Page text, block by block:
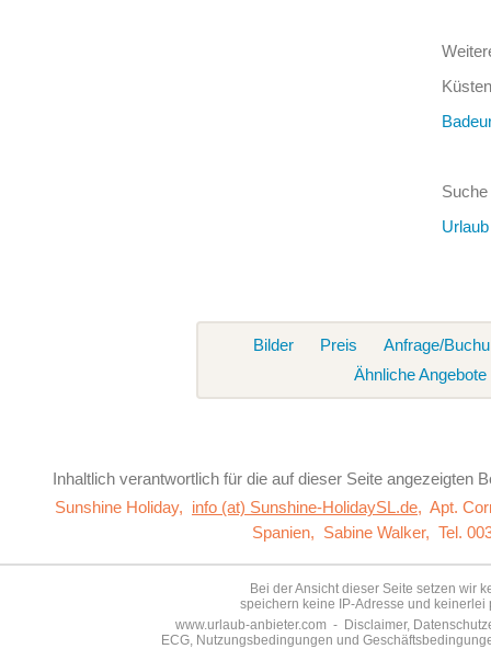
Bilder Preis
Anfrage/
Ähnliche Angebote
Inhaltlich verantwortlich für die auf dieser Seite angezeigten
Sunshine Holiday, info (at) Sunshine-HolidaySL.de, Apt.
Spanien, Sabine Walker, Tel.
Bei der Ansicht dieser Seite setzen wir
speichern keine IP-Adresse und keinerlei
www.urlaub-anbieter.com - Disclaimer,
ECG, Nutzungsbedingungen und